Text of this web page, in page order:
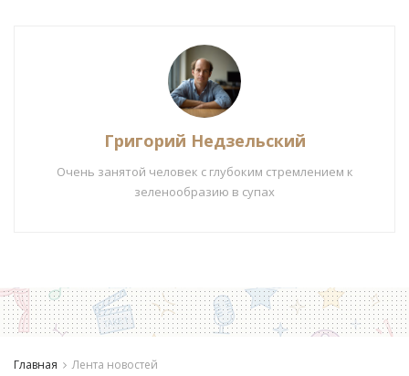
Григорий Недзельский
Очень занятой человек с глубоким стремлением к
зеленообразию в супах
Главная Лента новостей